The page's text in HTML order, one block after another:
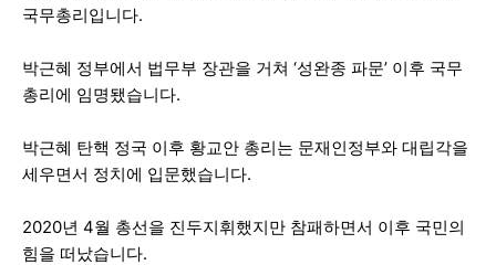
국무총리입니다.
박근혜 정부에서 법무부 장관을 거쳐 ‘성완종 파문’ 이후 국무
총리에 임명됐습니다.
박근혜 탄핵 정국 이후 황교안 총리는 문재인정부와 대립각을
세우면서 정치에 입문했습니다.
2020년 4월 총선을 진두지휘했지만 참패하면서 이후 국민의
힘을 떠났습니다.